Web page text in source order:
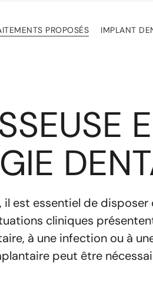
PROPOSÉS IMPLANT
est essentiel de
cliniques
à une infection ou à
peut être